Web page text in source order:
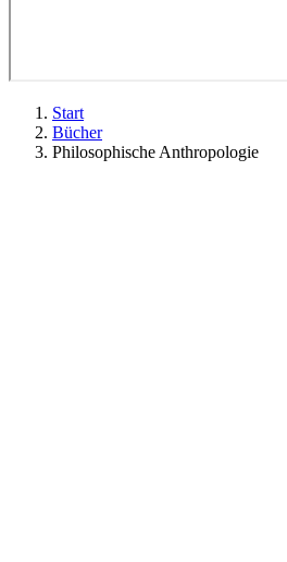
Start
Bücher
Philosophische Anthropologie